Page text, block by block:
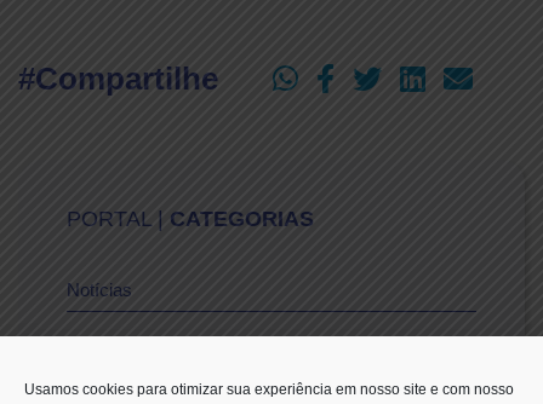
Usamos cookies para otimizar sua experiência em nosso site e com nosso
#Compartilhe
PORTAL | CATEGORIAS
Notícias